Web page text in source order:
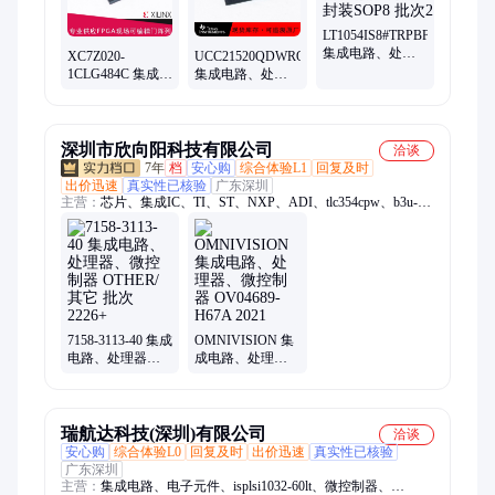
XC7Z020-
1CLG484C 集成电
21+
UCC21520QDWRQ1
集成电路、处理
LT1054IS8#TRPBF
集成电路、处理
深圳市欣向阳科技有限公司
洽谈
7年 档 安心购 综合体验L1
回复及时
出价迅速
真实性已核验
广东深圳
主营： 芯片、集成IC、TI、ST、NXP、ADI、tlc354cpw、b3u-
1000p、衰减器、pcb批量、a991-2015、a999-3283、多层板、
b140af-13、a999-3530、733910070、放大器、a999-3323、2474r-
25l、制pcb板、国内pcb、多层pcb、逆变器
7158-3113-40 集成
电路、处理器、
OMNIVISION 集
成电路、处理
瑞航达科技(深圳)有限公司
洽谈
安心购
综合体验L0 回复及时 出价迅速
真实性已核验
广东深圳
主营： 集成电路、电子元件、isplsi1032-60lt、微控制器、